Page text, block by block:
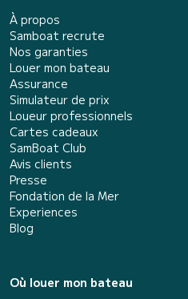
À propos
Samboat recrute
Nos garanties
Louer mon bateau
Assurance
Simulateur de prix
Loueur professionnels
Cartes cadeaux
SamBoat Club
Avis clients
Presse
Fondation de la Mer
Experiences
Blog
Où louer mon bateau